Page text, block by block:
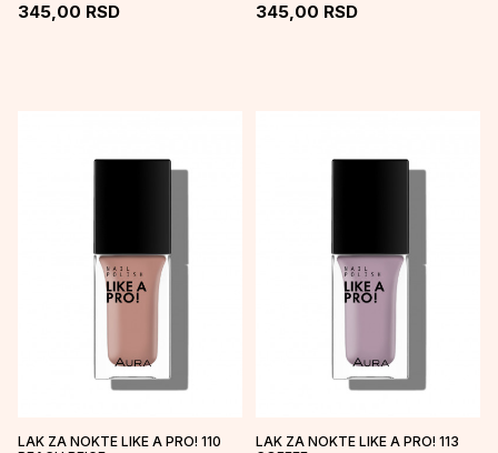
345,00 RSD 345,00 RSD
LAK ZA NOKTE LIKE A PRO! 110
LAK ZA NOKTE LIKE A PRO! 113